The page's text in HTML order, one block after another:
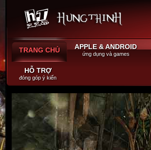
TRANG CHỦ APPLE & ANDROID
ứng dụng và games
HỖ TRỢ
đóng góp ý kiến